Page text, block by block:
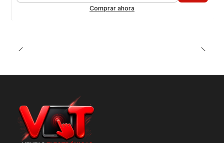
Comprar ahora